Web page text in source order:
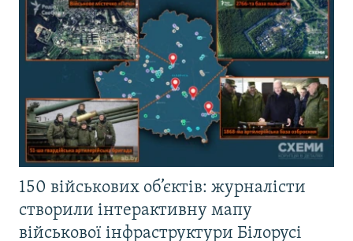
150 військових об’єктів: журналісти
створили інтерактивну мапу
військової інфраструктури Білорусі